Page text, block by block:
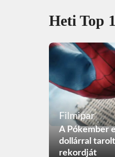
Heti Top
Filmipar
A Pókember
dollárral
rekordját